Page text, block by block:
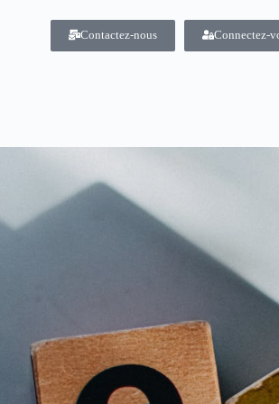
Contactez-nous Connectez-